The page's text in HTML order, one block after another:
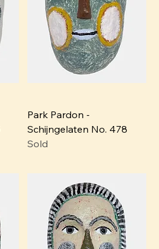
Park Pardon -
Schijngelaten No. 478
Sold